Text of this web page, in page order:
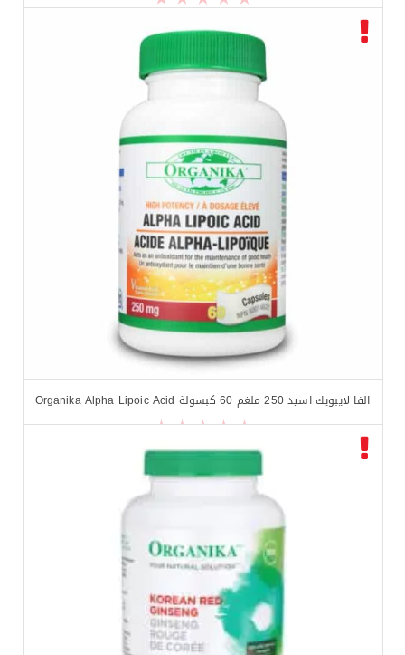
19.99
$
الفا لايبويك اسيد 250 ملغم 60 كبسولة Organika Alpha Lipoic Acid
$16.99
$15.95